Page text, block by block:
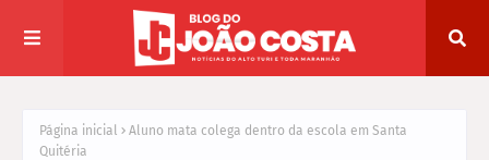
Página inicial
Aluno mata colega dentro da escola em Santa
Quitéria